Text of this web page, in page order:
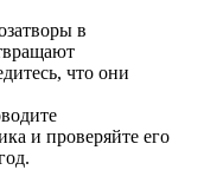
в
что они
и проверяйте его